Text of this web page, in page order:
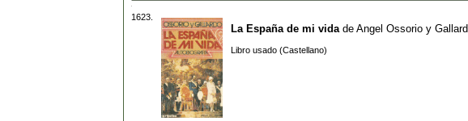
1623.
La España de mi vida de Angel Ossorio y
Libro usado (Castellano)